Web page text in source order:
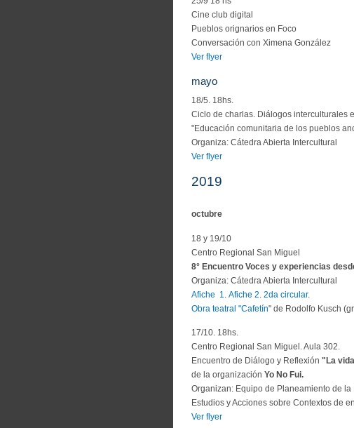
Cine club digital
Pueblos orignarios en Foco
Conversación con Ximena González
Ver flyer
mayo
18/5. 18hs.
Ciclo de charlas. Diálogos interculturales
"Educación comunitaria de los pueblos
Organiza: Cátedra Abierta Intercultural
Ver flyer
2019
octubre
18 y 19/10
Centro Regional San Miguel
8° Encuentro Voces y experiencias
Organiza: Cátedra Abierta Intercultural
Afiche 1
Afiche 2 2da circular.
Obra teatral "Cafetín" de Rodolfo Kusch
17/10. 18hs.
Centro Regional San Miguel. Aula 302.
Encuentro de Diálogo y Reflexión "La
de la organización Yo No Fui.
Organizan: Equipo de Planeamiento de
Estudios y Acciones sobre Contextos de
Ver flyer